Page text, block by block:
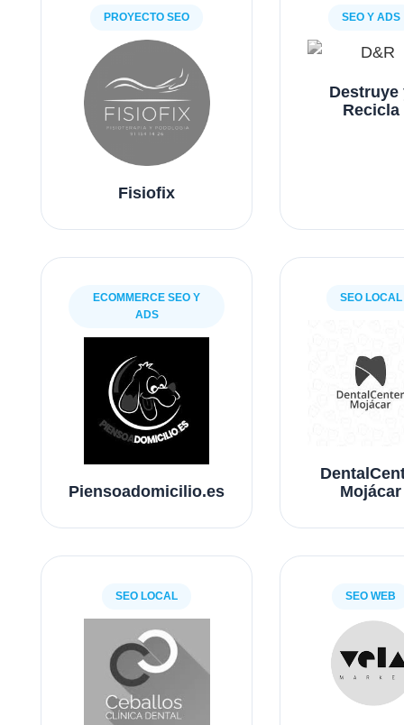
PROYECTO SEO
Fisiofix
SEO Y ADS
Destruye
Recicla
ECOMMERCE SEO Y
ADS
Piensoadomicilio.es
SEO LOCAL
Mojácar
SEO LOCAL SEO WEB